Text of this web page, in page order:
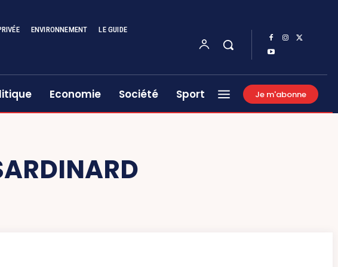
ENVIRONNEMENT LE GUIDE
Economie Société Sport Je m'abonne